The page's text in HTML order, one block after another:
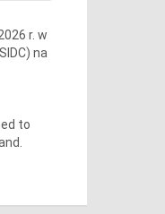
r. w
na
to